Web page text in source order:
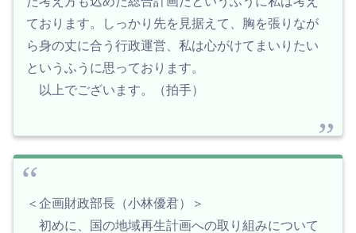
ております。しっかり先を見据えて、胸を張りなが
ら身の丈に合う行政運営、私は心がけてまいりたい
というふうに思っております。
以上でございます。（拍手）
＜企画財政部長（小林優君）＞
初めに、国の地域再生計画への取り組みについて